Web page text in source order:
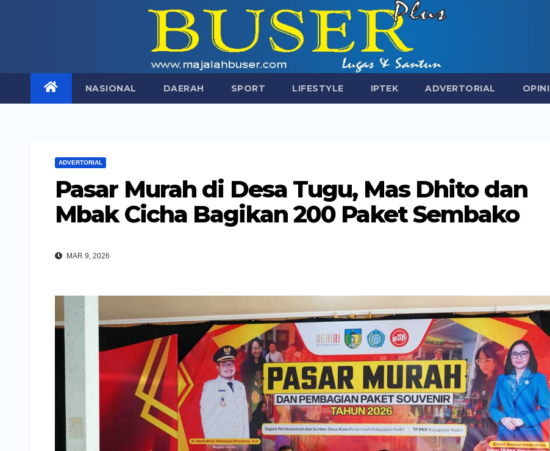
NASIONAL DAERAH SPORT LIFESTYLE IPTEK ADVERTORIAL OPINI
ADVERTORIAL
Pasar Murah di Desa Tugu, Mas Dhito dan
Mbak Cicha Bagikan 200 Paket Sembako
MAR 9, 2026